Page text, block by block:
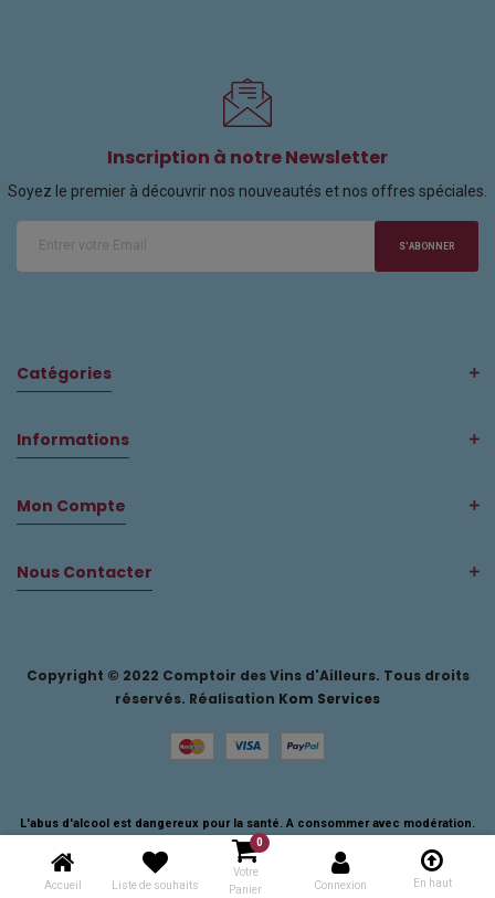
Inscription à notre Newsletter
Soyez le premier à découvrir nos nouveautés et nos offres spéciales.
S'ABONNER
Catégories
Informations
Mon Compte
Nous Contacter
Copyright © 2022 Comptoir des Vins d'Ailleurs. Tous droits
réservés. Réalisation Kom Services
L'abus d'alcool est dangereux pour la santé. A consommer avec modération.
Accueil Liste de souhaits
0
Votre
Panier
Connexion En haut